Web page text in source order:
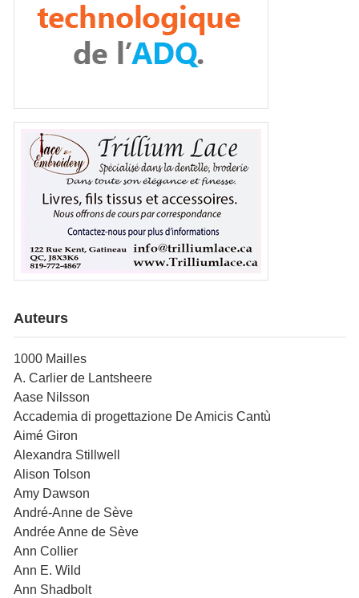
Auteurs
1000 Mailles
A. Carlier de Lantsheere
Aase Nilsson
Accademia di progettazione De Amicis Cantù
Aimé Giron
Alexandra Stillwell
Alison Tolson
Amy Dawson
André-Anne de Sève
Andrée Anne de Sève
Ann Collier
Ann E. Wild
Ann Shadbolt